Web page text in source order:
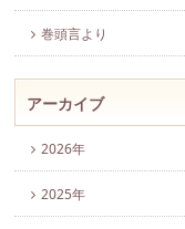
巻頭言より
アーカイブ
2026年
2025年